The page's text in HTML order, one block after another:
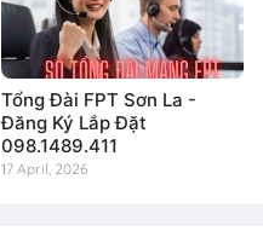
Tổng Đài FPT Sơn La -
Đăng Ký Lắp Đặt
098.1489.411
17 April, 2026